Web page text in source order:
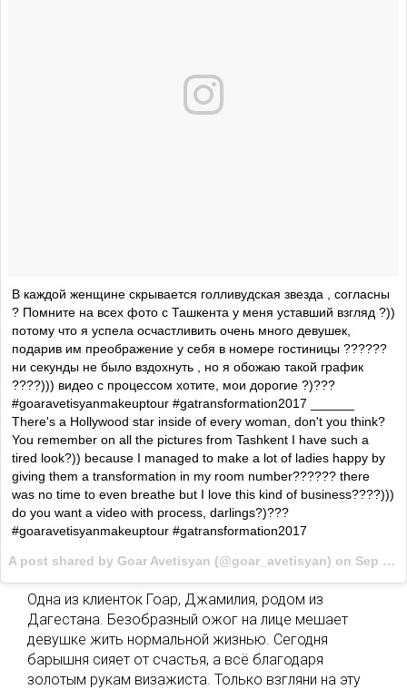
В каждой женщине скрывается голливудская звезда , согласны
? Помните на всех фото с Ташкента у меня уставший взгляд ?))
потому что я успела осчастливить очень много девушек,
подарив им преображение у себя в номере гостиницы ??????
ни секунды не было вздохнуть , но я обожаю такой график
????))) видео с процессом хотите, мои дорогие ?)???
#goaravetisyanmakeuptour #gatransformation2017 ______
There's a Hollywood star inside of every woman, don't you think?
You remember on all the pictures from Tashkent I have such a
tired look?)) because I managed to make a lot of ladies happy by
giving them a transformation in my room number?????? there
was no time to even breathe but I love this kind of business????)))
do you want a video with process, darlings?)???
#goaravetisyanmakeuptour #gatransformation2017
A post shared by Goar Avetisyan (@goar_avetisyan) on Sep 7, 2017 at 11:34am PDT
Одна из клиенток Гоар, Джамилия, родом из
Дагестана. Безобразный ожог на лице мешает
девушке жить нормальной жизнью. Сегодня
барышня сияет от счастья, а всё благодаря
золотым рукам визажиста. Только взгляни на эту